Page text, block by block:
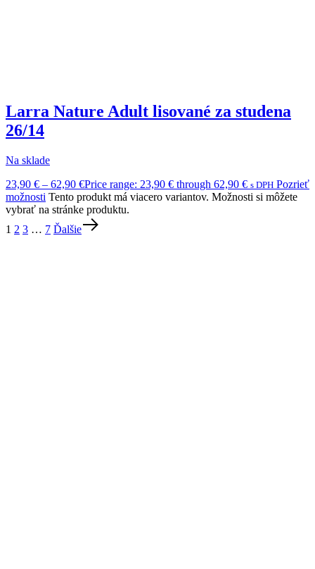
Larra Nature Adult lisované za studena
26/14
Na sklade
23,90 € – 62,90 €Price range: 23,90 € through 62,90 € s DPH Pozrieť
možnosti Tento produkt má viacero variantov. Možnosti si môžete
vybrať na stránke produktu.
1 2 3 … 7 Ďalšie